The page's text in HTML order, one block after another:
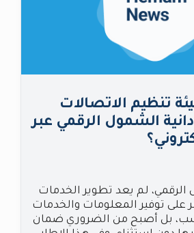
تنظيم الاتصالات
الشمول الرقمي عبر
الرقمي، لم يعد تطوير الخدمات
على توفير المعلومات والخدمات
بل أصبح من الضروري ضمان